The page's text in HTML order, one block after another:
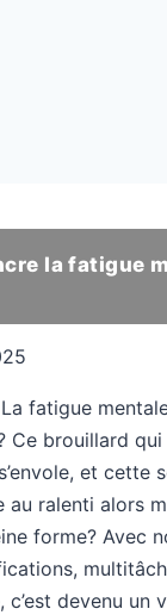
la fatigue
fatigue
Ce brouillard qui
et cette
au ralenti alors
forme? Avec
devenu un